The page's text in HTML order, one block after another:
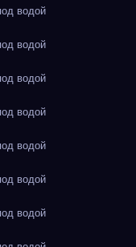
водой
водой
водой
водой
водой
водой
водой